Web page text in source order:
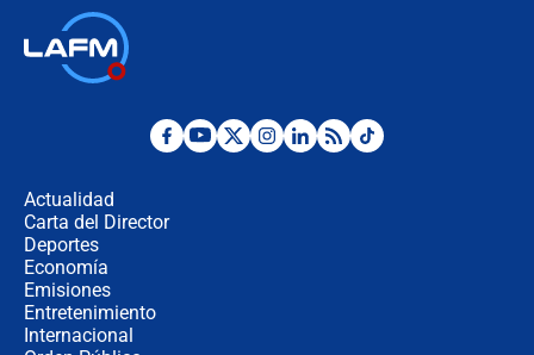
Las razones para escoger al nuevo
Actualidad
Carta del Director
Deportes
Economía
Emisiones
Entretenimiento
Internacional